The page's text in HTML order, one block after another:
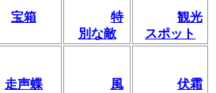
宝箱
特
別な敵
観光
スポット
走声蝶
風
伏霜